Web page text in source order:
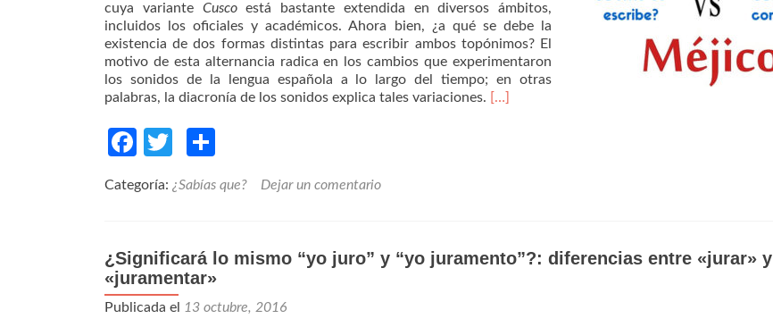
cuya variante Cuscoestá bastante extendida en diversos ámbitos,
incluidos los oficiales y académicos. Ahora bien, ¿a qué se debe la
existencia de dos formas distintas para escribir ambos topónimos? El
motivo de esta alternancia radica en los cambios que experimentaron
los sonidos de la lengua española a lo largo del tiempo; en otras
palabras, la diacronía de los sonidos explica tales variaciones.
[…]
Facebook
Twitter
Categoría: ¿Sabías que? Dejar un comentario
¿Significará lo mismo “yo juro” y “yo juramento”?: diferencias entre «jurar» y
«juramentar»
Publicada el 13 octubre, 2016